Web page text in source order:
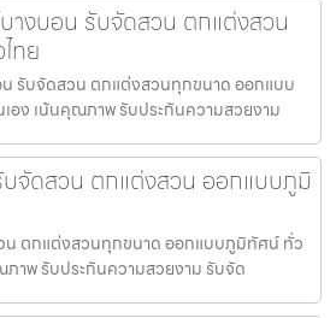
งบอน รับจัดสวน ตกแต่งสวน
ทย
รับจัดสวน ตกแต่งสวนทุกขนาด ออกแบบ
อง เน้นคุณภาพ รับประกันความสวยงาม
จัดสวน ตกแต่งสวน ออกแบบภูมิ
น ตกแต่งสวนทุกขนาด ออกแบบภูมิทัศน์ ทั่ว
ภาพ รับประกันความสวยงาม รับจัด